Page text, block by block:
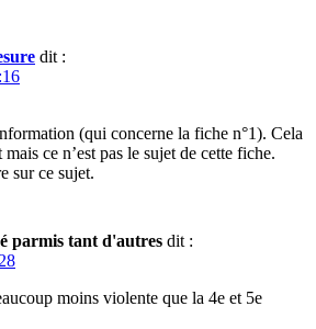
dit :
(qui concerne la fiche n°1). Cela
mais ce n’est pas le sujet de cette fiche.
sur ce sujet.
parmis tant d'autres dit :
moins violente que la 4e et 5e